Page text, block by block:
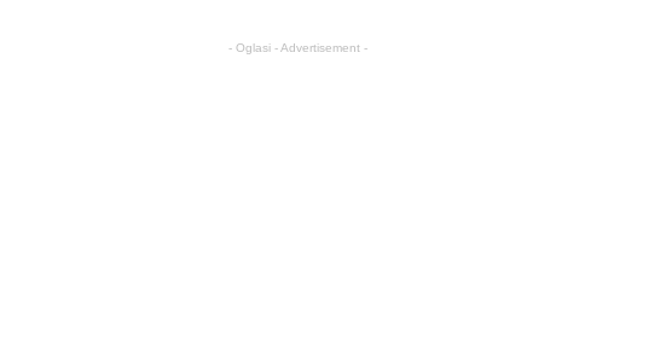
- Oglasi - Advertisement -